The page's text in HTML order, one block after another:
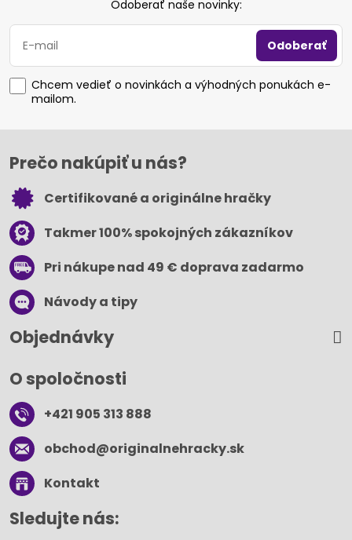
Odoberať naše novinky:
Odoberať
Chcem vedieť o novinkách a výhodných ponukách e-
mailom.
Prečo nakúpiť u nás?
Certifikované a originálne hračky
Takmer 100% spokojných zákazníkov
Pri nákupe nad 49 € doprava zadarmo
Návody a tipy
Objednávky
O spoločnosti
+421 905 313 888
obchod​@originalnehracky​.sk
Kontakt
Sledujte nás: